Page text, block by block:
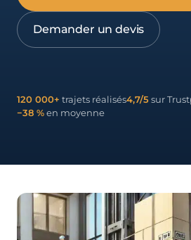
Demander un devis
120 000+ trajets réalisés4,7/5sur
−38 %en moyenne